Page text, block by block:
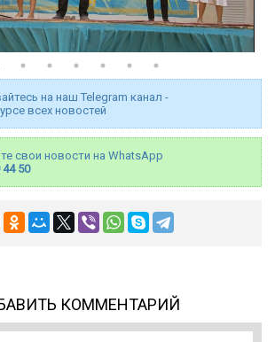
на наш Telegram канал -
всех новостей
свои новости на WhatsApp
44 50
КОММЕНТАРИЙ